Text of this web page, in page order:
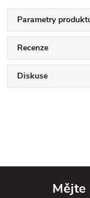
Parametry
Recenze
Diskuse
Mějte